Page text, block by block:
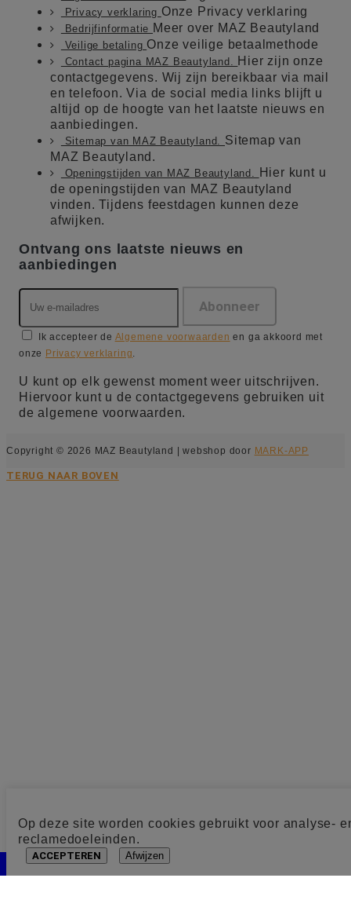
Op deze site worden cookies gebruikt voor analyse-
reclamedoeleinden.
ACCEPTEREN Afwijzen
Privacy verklaring Onze Privacy verklaring
Bedrijfinformatie Meer over MAZ Beautyland
Veilige betaling Onze veilige betaalmethode
Contact pagina MAZ Beautyland. Hier zijn onze
contactgegevens. Wij zijn bereikbaar via mail
en telefoon. Via de social media links blijft u
altijd op de hoogte van het laatste nieuws en
aanbiedingen.
Sitemap van MAZ Beautyland. Sitemap van
MAZ Beautyland.
Openingstijden van MAZ Beautyland.
Hier kunt u
de openingstijden van MAZ Beautyland
vinden. Tijdens feestdagen kunnen deze
afwijken.
Ontvang ons laatste nieuws en
aanbiedingen
Ik accepteer de Algemene voorwaarden en ga akkoord met
onze Privacy verklaring
U kunt op elk gewenst moment weer uitschrijven.
Hiervoor kunt u de contactgegevens gebruiken uit
de algemene voorwaarden.
Copyright © 2026 MAZ Beautyland | webshop door MARK-APP
TERUG NAAR BOVEN
Cookie toestemming